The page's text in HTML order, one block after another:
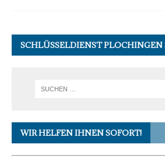
SCHLÜSSELDIENST PLOCHINGEN
WIR HELFEN IHNEN SOFORT!